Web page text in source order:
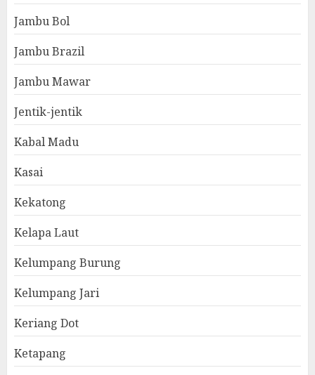
Jambu Bol
Jambu Brazil
Jambu Mawar
Jentik-jentik
Kabal Madu
Kasai
Kekatong
Kelapa Laut
Kelumpang Burung
Kelumpang Jari
Keriang Dot
Ketapang